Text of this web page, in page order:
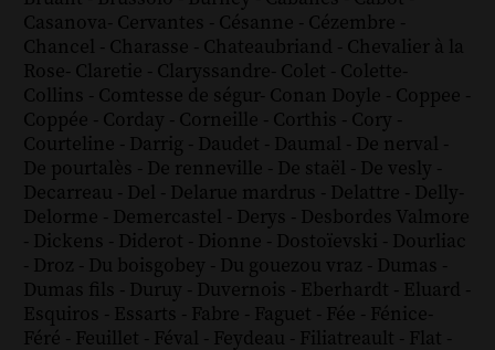
Casanova- Cervantes - Césanne - Cézembre -
Chancel - Charasse - Chateaubriand - Chevalier à la
Rose- Claretie - Claryssandre- Colet - Colette-
Collins - Comtesse de ségur- Conan Doyle - Coppee -
Coppée - Corday - Corneille - Corthis - Cory -
Courteline - Darrig - Daudet - Daumal - De nerval -
De pourtalès - De renneville - De staël - De vesly -
Decarreau - Del - Delarue mardrus - Delattre - Delly-
Delorme - Demercastel - Derys - Desbordes Valmore
- Dickens - Diderot - Dionne - Dostoïevski - Dourliac
- Droz - Du boisgobey - Du gouezou vraz - Dumas -
Dumas fils - Duruy - Duvernois - Eberhardt - Eluard -
Esquiros - Essarts - Fabre - Faguet - Fée - Fénice-
Féré - Feuillet - Féval - Feydeau - Filiatreault - Flat -